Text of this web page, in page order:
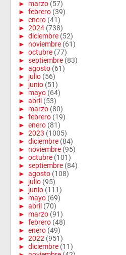
► marzo (57)
► febrero (39)
► enero (41)
► 2024 (738)
► diciembre (52)
► noviembre (61)
► octubre (77)
► septiembre (83)
► agosto (61)
► julio (56)
► junio (51)
► mayo (64)
► abril (53)
► marzo (80)
► febrero (19)
► enero (81)
► 2023 (1005)
► diciembre (84)
► noviembre (95)
► octubre (101)
► septiembre (84)
► agosto (108)
► julio (95)
► junio (111)
► mayo (69)
► abril (70)
► marzo (91)
► febrero (48)
► enero (49)
► 2022 (951)
► diciembre (11)